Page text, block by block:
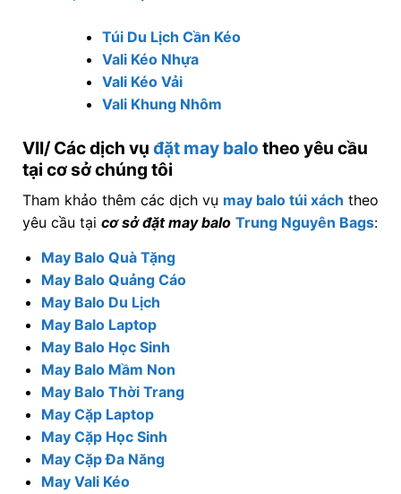
Túi Du Lịch Cần Kéo
Vali Kéo Nhựa
Vali Kéo Vải
Vali Khung Nhôm
VII/ Các dịch vụ đặt may balo theo yêu cầu
tại cơ sở chúng tôi
Tham khảo thêm các dịch vụ may balo túi xách theo
yêu cầu tại cơ sở đặt may balo Trung Nguyên Bags:
May Balo Quà Tặng
May Balo Quảng Cáo
May Balo Du Lịch
May Balo Laptop
May Balo Học Sinh
May Balo Mầm Non
May Balo Thời Trang
May Cặp Laptop
May Cặp Học Sinh
May Cặp Đa Năng
May Vali Kéo